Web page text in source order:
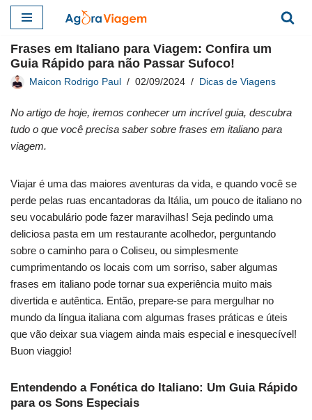
para
o
conteúdo
Frases em Italiano para Viagem: Confira um
Guia Rápido para não Passar Sufoco!
Maicon Rodrigo Paul 02/09/2024 Dicas de Viagens
No artigo de hoje, iremos conhecer um incrível guia, descubra
tudo o que você precisa saber sobre frases em italiano para
viagem.
Viajar é uma das maiores aventuras da vida, e quando você se
perde pelas ruas encantadoras da Itália, um pouco de italiano no
seu vocabulário pode fazer maravilhas! Seja pedindo uma
deliciosa pasta em um restaurante acolhedor, perguntando
sobre o caminho para o Coliseu, ou simplesmente
cumprimentando os locais com um sorriso, saber algumas
frases em italiano pode tornar sua experiência muito mais
divertida e autêntica. Então, prepare-se para mergulhar no
mundo da língua italiana com algumas frases práticas e úteis
que vão deixar sua viagem ainda mais especial e inesquecível!
Buon viaggio!
Entendendo a Fonética do Italiano: Um Guia Rápido
para os Sons Especiais